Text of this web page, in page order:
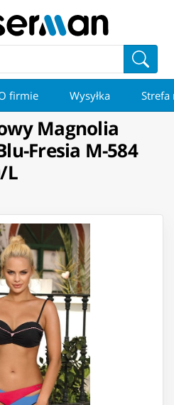
firmie Wysyłka Strefa
Magnolia
Fresia M-584
L